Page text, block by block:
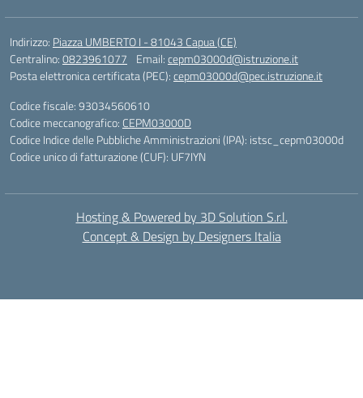
Indirizzo: Piazza UMBERTO I - 81043 Capua (CE)
Centralino:0823961077 Email:cepm03000d@istruzione.it
Posta elettronica certificata (PEC):cepm03000d@pec.istruzione.it
Codice fiscale: 93034560610
Codice meccanografico: CEPM03000D
Codice Indice delle Pubbliche Amministrazioni (IPA): istsc_cepm03000d
Codice unico di fatturazione (CUF): UF7IYN
Hosting & Powered by 3D Solution S.r.l.
Concept & Design by Designers Italia